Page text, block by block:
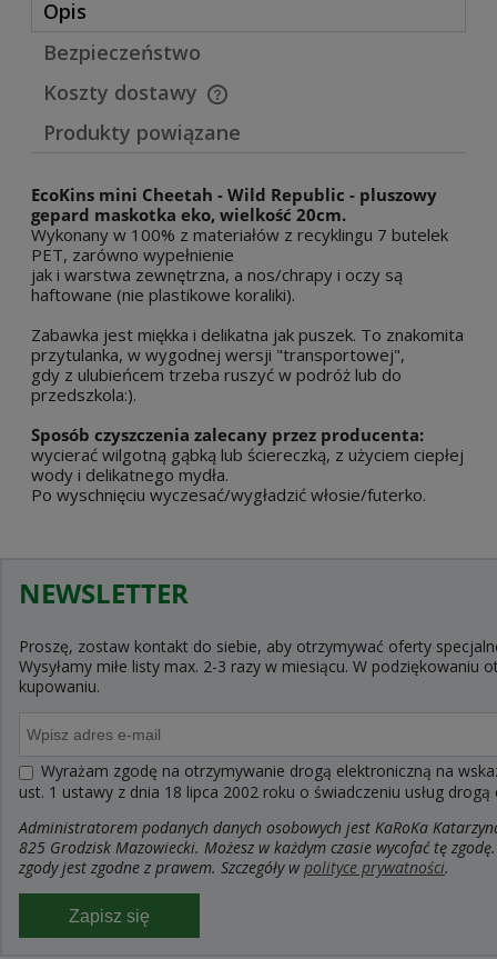
Opis
Bezpieczeństwo
Koszty dostawy
Cena nie zawiera ewentualnych kosztów płatności
Produkty powiązane
EcoKins mini Cheetah - Wild Republic - pluszowy
gepard maskotka eko, wielkość 20cm.
Wykonany w 100% z materiałów z recyklingu 7 butelek
PET, zarówno wypełnienie
jak i warstwa zewnętrzna, a nos/chrapy i oczy są
haftowane (nie plastikowe koraliki).
Zabawka jest miękka i delikatna jak puszek. To znakomita
przytulanka, w wygodnej wersji "transportowej",
gdy z ulubieńcem trzeba ruszyć w podróż lub do
przedszkola:).
Sposób czyszczenia zalecany przez producenta:
wycierać wilgotną gąbką lub ściereczką, z użyciem ciepłej
wody i delikatnego mydła.
Po wyschnięciu wyczesać/wygładzić włosie/futerko.
NEWSLETTER
Proszę, zostaw kontakt do siebie, aby otrzymywać oferty
Wysyłamy miłe listy max. 2-3 razy w miesiącu. W
kupowaniu.
Wyrażam zgodę na otrzymywanie drogą elektroniczną na
ust. 1 ustawy z dnia 18 lipca 2002 roku o świadczeniu usług
Administratorem podanych danych osobowych jest KaRoKa
825 Grodzisk Mazowiecki. Możesz w każdym czasie wycofać tę
zgody jest zgodne z prawem. Szczegóły wpolityce prywatności.
Zapisz się